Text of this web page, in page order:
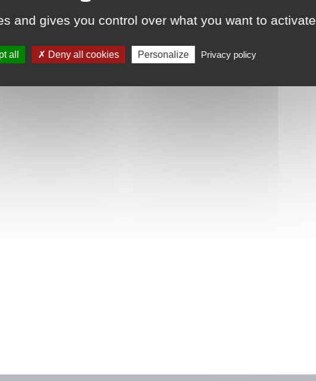
créer une alerte
and gives you control over what you want to activate
all Deny all cookies Personalize Privacy policy